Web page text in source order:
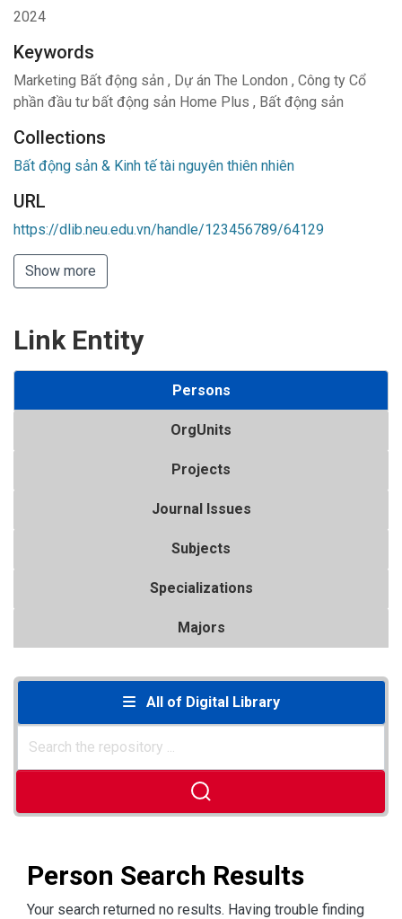
2024
Keywords
Marketing Bất động sản , Dự án The London , Công ty Cổ
phần đầu tư bất động sản Home Plus , Bất động sản
Collections
Bất động sản & Kinh tế tài nguyên thiên nhiên
URL
https://dlib.neu.edu.vn/handle/123456789/64129
Show more
Link Entity
Persons
OrgUnits
Projects
Journal Issues
Subjects
Specializations
Majors
All of Digital Library
Person Search Results
Your search returned no results. Having trouble finding